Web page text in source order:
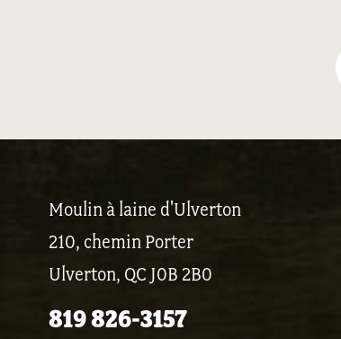
Moulin à laine d'Ulverton
210, chemin Porter
Ulverton, QC J0B 2B0
819 826-3157